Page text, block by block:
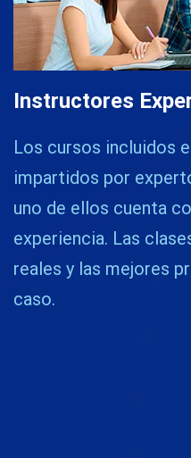
Instructores
Los cursos incluidos
impartidos por
uno de ellos cuenta
experiencia. Las
reales y las mejores
caso.